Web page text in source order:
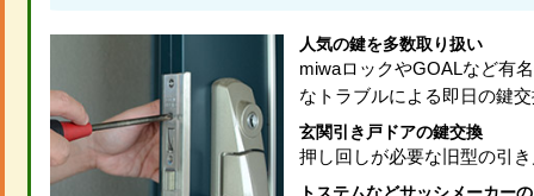
人気の鍵を多数取り扱い
miwaロックやGOALなど有
なトラブルによる即日の鍵
玄関引き戸ドアの鍵交換
押し回しが必要な旧型の引
トステムなどサッシメーカー